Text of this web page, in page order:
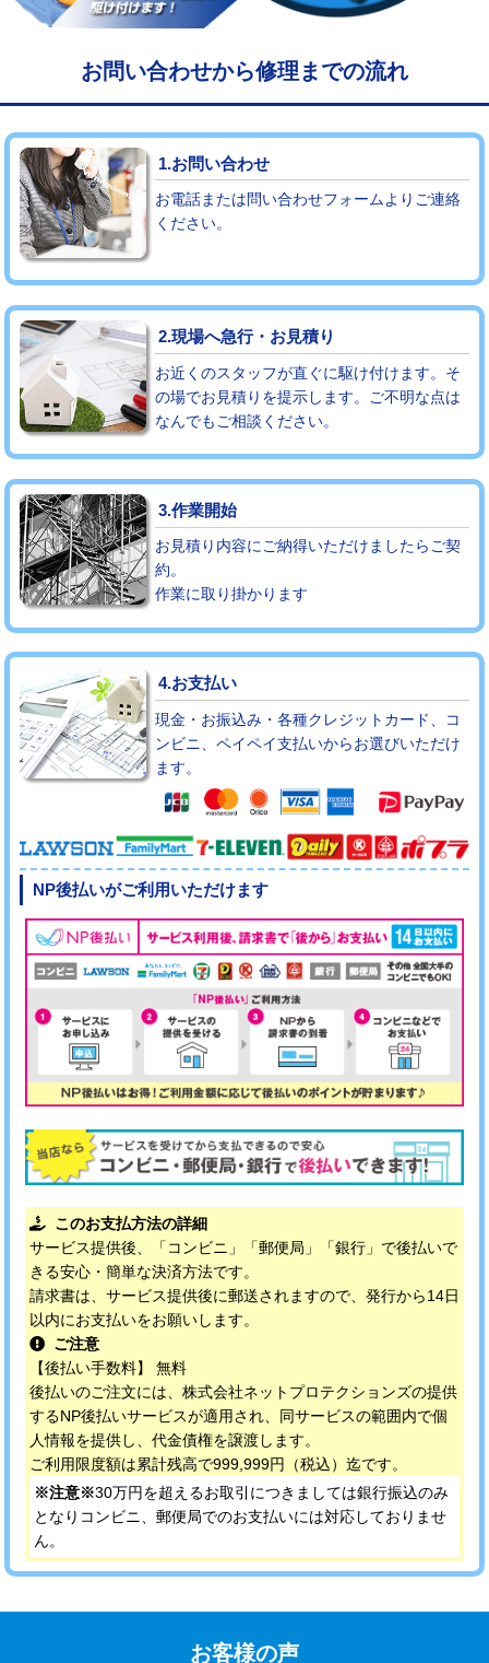
マス交換（土の掘削・埋め戻し作業） 11,000円~
マス交換（深さ50㎝未満） 55,000円
マス交換（深さ50㎝以上） 66,000円
コンクリート斫り（厚さ10㎝まで）
コンクリート斫り（厚さ10㎝超え） 38,500円
モルタル補修（厚さ10㎝まで）
モルタル補修（厚さ10㎝超え） 38,500円
追加人工 16,500円
廃棄・処分 現場見積
※給水管工事は20mmまでの価格です。
お問い合わせから修理までの流れ
1.お問い合わせ
お電話または問い合わせフォームよりご連絡
ください。
2.現場へ急行・お見積り
お近くのスタッフが直ぐに駆け付けます。そ
の場でお見積りを提示します。ご不明な点は
なんでもご相談ください。
3.作業開始
お見積り内容にご納得いただけましたらご契
約。
作業に取り掛かります
4.お支払い
現金・お振込み・各種クレジットカード、コ
ンビニ、ペイペイ支払いからお選びいただけ
ます。
NP後払いがご利用いただけます
このお支払方法の詳細
サービス提供後、「コンビニ」「郵便局」「銀行」で後払いで
きる安心・簡単な決済方法です。
請求書は、サービス提供後に郵送されますので、発行から14日
以内にお支払いをお願いします。
ご注意
【後払い手数料】 無料
後払いのご注文には、株式会社ネットプロテクションズの提供
するNP後払いサービスが適用され、同サービスの範囲内で個
人情報を提供し、代金債権を譲渡します。
ご利用限度額は累計残高で999,999円（税込）迄です。
※注意※30万円を超えるお取引につきましては銀行振込のみ
となりコンビニ、郵便局でのお支払いには対応しておりませ
ん。
お客様の声